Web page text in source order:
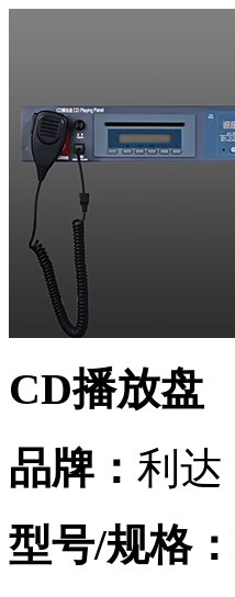
CD播放盘
品牌： 利达
型号/规格：